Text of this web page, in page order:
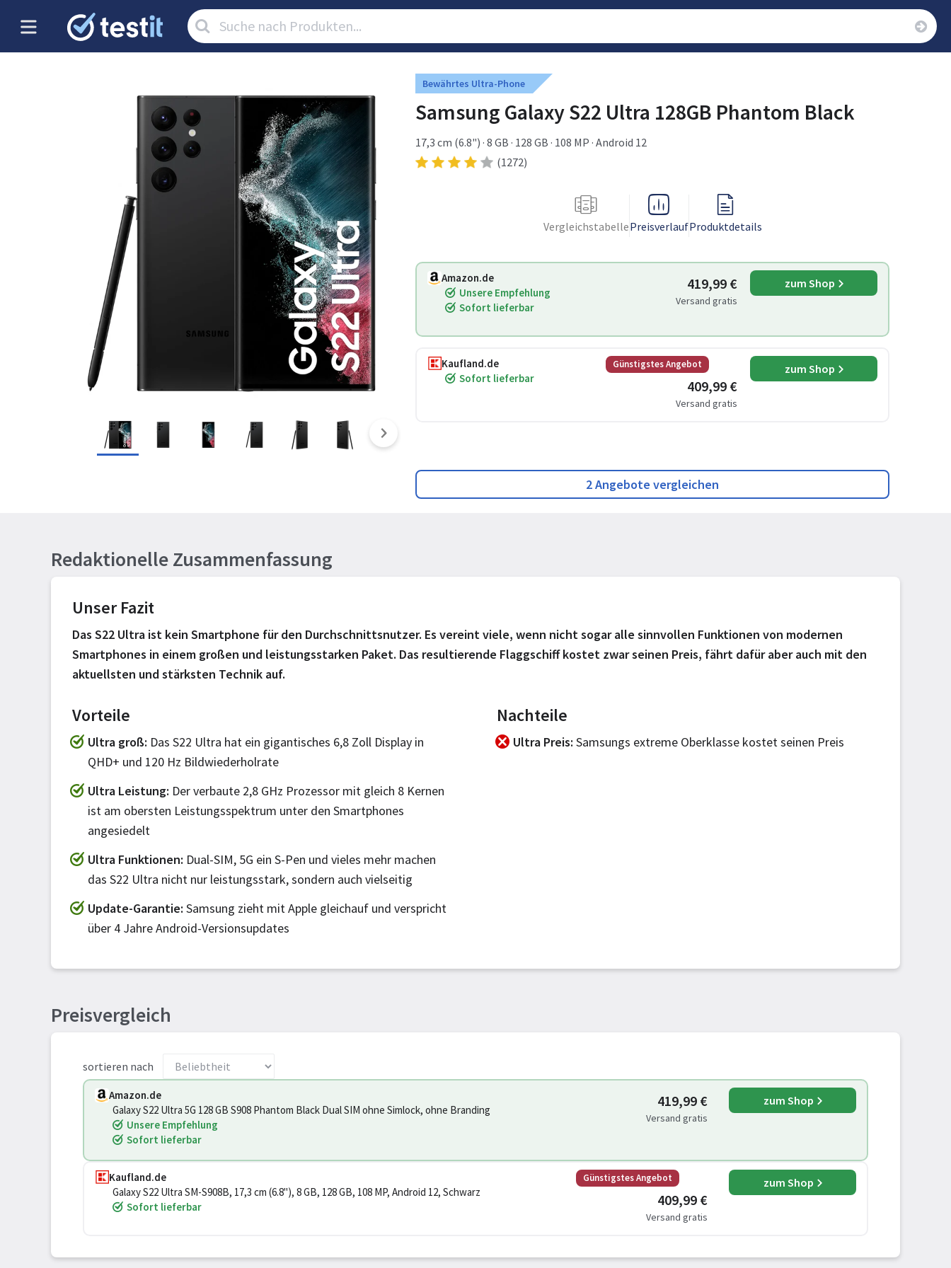
Artikel
suchen:
Bewährtes Ultra-Phone
Samsung Galaxy S22 Ultra 128GB Phantom Black
17,3 cm (6.8") · 8 GB · 128 GB · 108 MP · Android 12
(1272)
VergleichstabellePreisverlaufProduktdetails
Amazon.de
Unsere Empfehlung
Sofort lieferbar
419,99 €
Versand gratis
zum Shop
Kaufland.de
Sofort lieferbar
Günstigstes Angebot
409,99 €
Versand gratis
zum Shop
2 Angebote vergleichen
Redaktionelle Zusammenfassung
Unser Fazit
Das S22 Ultra ist kein Smartphone für den Durchschnittsnutzer. Es vereint viele, wenn nicht sogar alle sinnvollen Funktionen von modernen
Smartphones in einem großen und leistungsstarken Paket. Das resultierende Flaggschiff kostet zwar seinen Preis, fährt dafür aber auch mit den
aktuellsten und stärksten Technik auf.
Vorteile
Ultra groß Das S22 Ultra hat ein gigantisches 6,8 Zoll Display in
QHD+ und 120 Hz Bildwiederholrate
Ultra Leistung Der verbaute 2,8 GHz Prozessor mit gleich 8 Kernen
ist am obersten Leistungsspektrum unter den Smartphones
angesiedelt
Ultra Funktionen Dual-SIM, 5G ein S-Pen und vieles mehr machen
das S22 Ultra nicht nur leistungsstark, sondern auch vielseitig
Update-Garantie Samsung zieht mit Apple gleichauf und verspricht
über 4 Jahre Android-Versionsupdates
Nachteile
Ultra Preis Samsungs extreme Oberklasse kostet seinen Preis
Preisvergleich
sortieren nach
Amazon.de
Galaxy S22 Ultra 5G 128 GB S908 Phantom Black Dual SIM ohne Simlock, ohne Branding
Unsere Empfehlung
Sofort lieferbar
419,99 €
Versand gratis
zum Shop
Kaufland.de
Galaxy S22 Ultra SM-S908B, 17,3 cm (6.8"), 8 GB, 128 GB, 108 MP, Android 12, Schwarz
Sofort lieferbar
Günstigstes Angebot
409,99 €
Versand gratis
zum Shop